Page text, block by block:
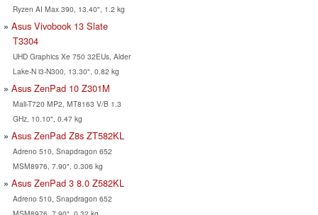
Ryzen AI Max 390, 13.40", 1.2 kg
Asus Vivobook 13 Slate
T3304
UHD Graphics Xe 750 32EUs, Alder
Lake-N i3-N300, 13.30", 0.82 kg
Asus ZenPad 10 Z301M
Mali-T720 MP2, MT8163 V/B 1.3
GHz, 10.10", 0.47 kg
Asus ZenPad Z8s ZT582KL
Adreno 510, Snapdragon 652
MSM8976, 7.90", 0.306 kg
Asus ZenPad 3 8.0 Z582KL
Adreno 510, Snapdragon 652